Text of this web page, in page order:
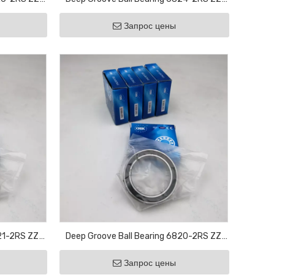
Motor Bearing Bicycle Bearing Agricultural
Bearing
Запрос цены
2RS ZZ
Deep Groove Ball Bearing 6820-2RS ZZ
Motor Bearing Bicycle Bearing Agricultural
Bearing
Запрос цены